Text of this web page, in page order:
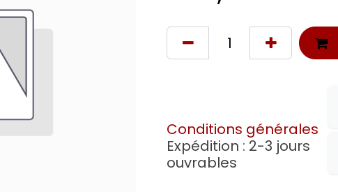
Conditions générales
Expédition : 2-3 jours
ouvrables